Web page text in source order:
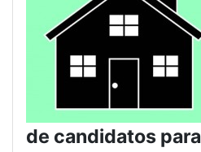
de candidatos